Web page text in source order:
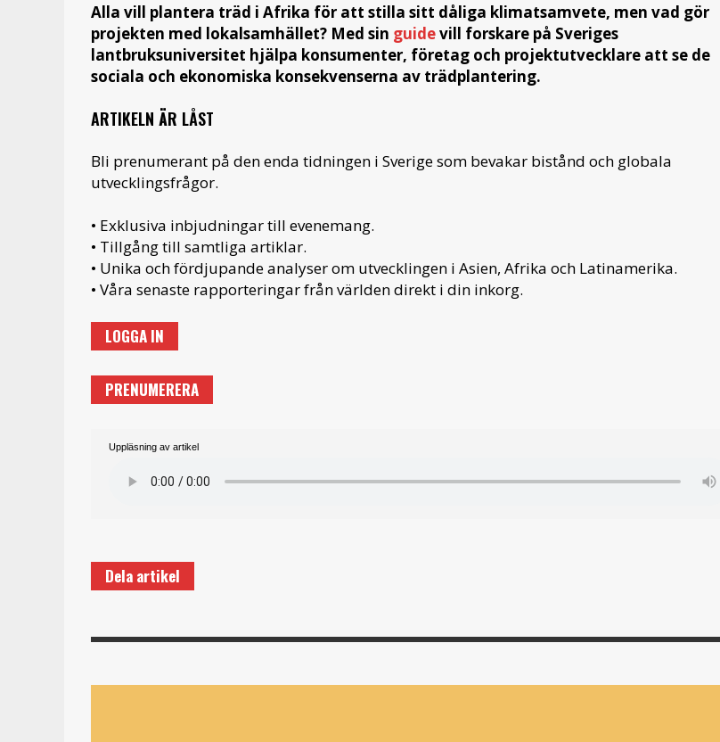
Alla vill plantera träd i Afrika för att stilla sitt dåliga klimatsamvete, men vad gör
projekten med lokalsamhället? Med sin guidevill forskare på Sveriges
lantbruksuniversitet hjälpa konsumenter, företag och projektutvecklare att se de
sociala och ekonomiska konsekvenserna av trädplantering.
ARTIKELN ÄR LÅST
Bli prenumerant på den enda tidningen i Sverige som bevakar bistånd och globala
utvecklingsfrågor.
• Exklusiva inbjudningar till evenemang.
• Tillgång till samtliga artiklar.
• Unika och fördjupande analyser om utvecklingen i Asien, Afrika och Latinamerika.
• Våra senaste rapporteringar från världen direkt i din inkorg.
LOGGA IN
PRENUMERERA
Uppläsning av artikel
Dela artikel